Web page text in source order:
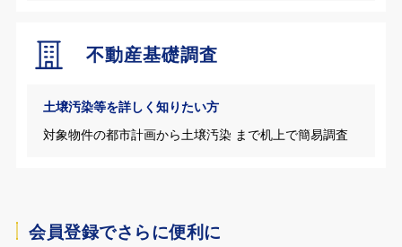
不動産基礎調査
土壌汚染等を詳しく知りたい方
対象物件の都市計画から土壌汚染 まで机上で簡易調査
会員登録でさらに便利に